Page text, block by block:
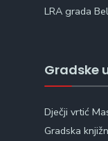
LRA grada
Gradske
Dječji vrtić
Gradska